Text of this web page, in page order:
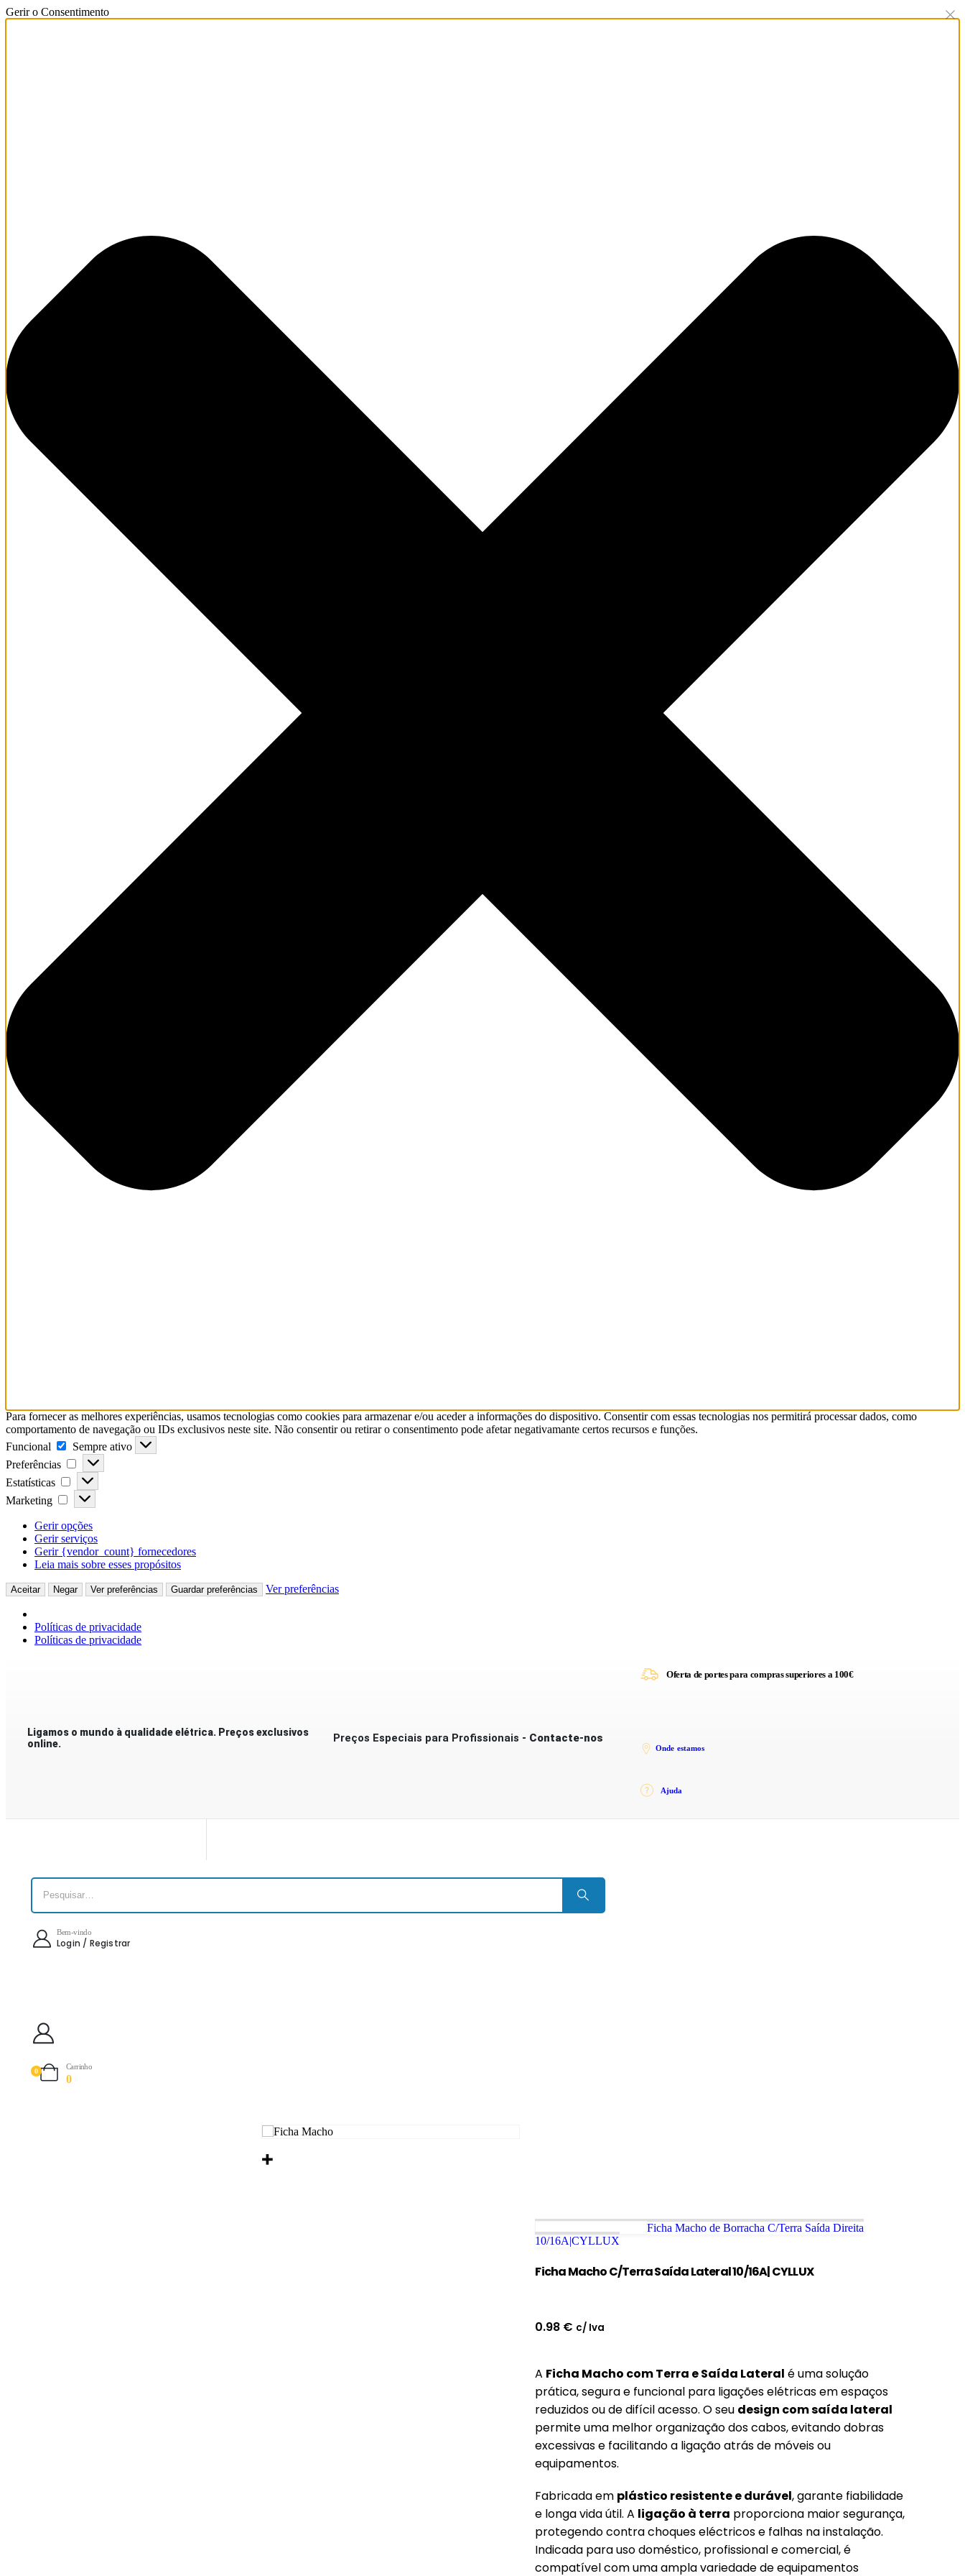
Gerir o Consentimento
Para fornecer as melhores experiências, usamos tecnologias como cookies para armazenar e/ou aceder a informações do dispositivo. Consentir com essas tecnologias nos permitirá processar dados, como
comportamento de navegação ou IDs exclusivos neste site. Não consentir ou retirar o consentimento pode afetar negativamante certos recursos e funções.
Funcional
Sempre ativo
Preferências
Estatísticas
Marketing
Gerir opções
Gerir serviços
Gerir {vendor_count} fornecedores
Leia mais sobre esses propósitos
Aceitar Negar Ver preferências Guardar preferências Ver preferências
Políticas de privacidade
Políticas de privacidade
Ligamos o mundo à qualidade elétrica. Preços exclusivos
online.
Preços Especiais para Profissionais - Contacte-nos
Oferta de portes para compras superiores a 100€
Onde estamos
Ajuda
Bem-vindo
Login / Registrar
0
Carrinho
0
Ficha Macho de Borracha C/Terra Saída Direita
10/16A|CYLLUX
Ficha Macho C/Terra Saída Lateral 10/16A| CYLLUX
0.98 € c/ Iva
A Ficha Macho com Terra e Saída Lateral é uma solução
prática, segura e funcional para ligações elétricas em espaços
reduzidos ou de difícil acesso. O seu design com saída lateral
permite uma melhor organização dos cabos, evitando dobras
excessivas e facilitando a ligação atrás de móveis ou
equipamentos.
Fabricada em plástico resistente e durável, garante fiabilidade
e longa vida útil. A ligação à terra proporciona maior segurança,
protegendo contra choques eléctricos e falhas na instalação.
Indicada para uso doméstico, profissional e comercial, é
compatível com uma ampla variedade de equipamentos